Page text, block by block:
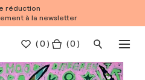
réduction
à la newsletter
(0 ) ( 0 )